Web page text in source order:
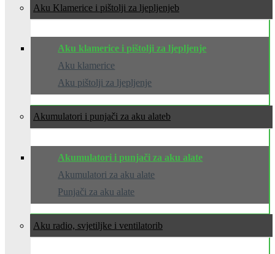
Aku Klamerice i pištolji za ljepljenje
Aku klamerice i pištolji za ljepljenje
Aku klamerice
Aku pištolji za ljepljenje
Akumulatori i punjači za aku alate
Akumulatori i punjači za aku alate
Akumulatori za aku alate
Punjači za aku alate
Aku radio, svjetiljke i ventilatori